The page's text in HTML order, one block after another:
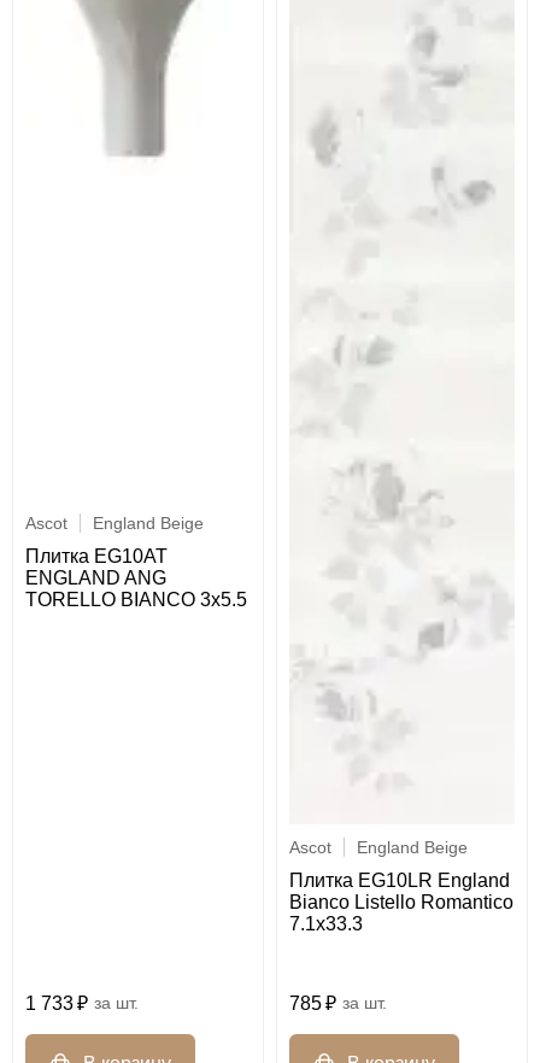
Ascot England Beige
Плитка EG10AT
ENGLAND ANG
TORELLO BIANCO 3x5.5
1 733 шт.
Ascot England Beige
Плитка EG10LR England
Bianco Listello Romantico
7.1x33.3
785 шт.